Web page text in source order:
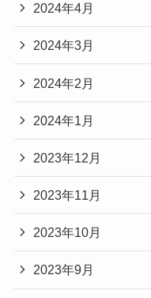
2024年4月
2024年3月
2024年2月
2024年1月
2023年12月
2023年11月
2023年10月
2023年9月